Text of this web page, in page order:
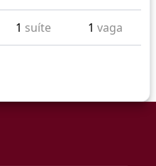
1 suíte 1 vaga